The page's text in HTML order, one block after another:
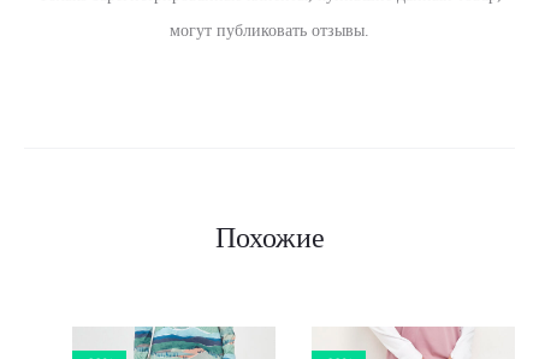
могут публиковать отзывы.
Похожие